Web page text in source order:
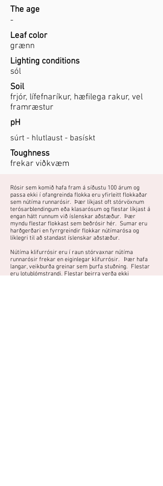
The age
-
Leaf color
grænn
Lighting conditions
sól
Soil
frjór, lífefnaríkur, hæfilega rakur, vel
framræstur
pH
súrt - hlutlaust - basískt
Toughness
frekar viðkvæm
Rósir sem komið hafa fram á síðustu 100 árum og
passa ekki í ofangreinda flokka eru yfirleitt flokkaðar
sem nútíma runnarósir. Þær líkjast oft stórvöxnum
terósarblendingum eða klasarósum og flestar líkjast á
engan hátt runnum við íslenskar aðstæður. Þær
myndu flestar flokkast sem beðrósir hér. Sumar eru
harðgerðari en fyrrgreindir flokkar nútímarósa og
líklegri til að standast íslenskar aðstæður.
Nútíma klifurrósir eru í raun stórvaxnar nútíma
runnarósir frekar en eiginlegar klifurrósir. Þær hafa
langar, veikburða greinar sem þurfa stuðning. Flestar
eru lotublómstrandi. Flestar þeirra verða ekki